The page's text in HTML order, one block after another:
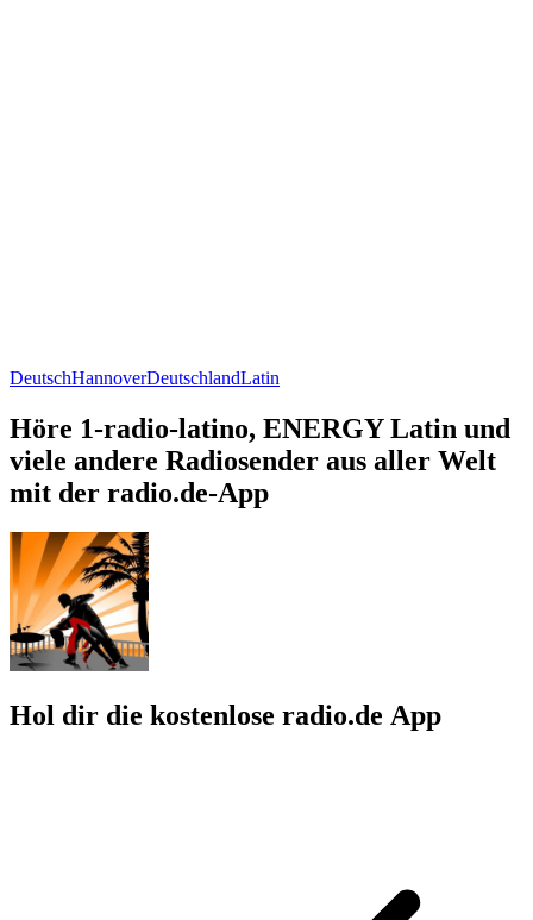
DeutschHannoverDeutschlandLatin
Höre 1-radio-latino, ENERGY Latin und
viele andere Radiosender aus aller Welt
mit der radio.de-App
Hol dir die kostenlose radio.de App